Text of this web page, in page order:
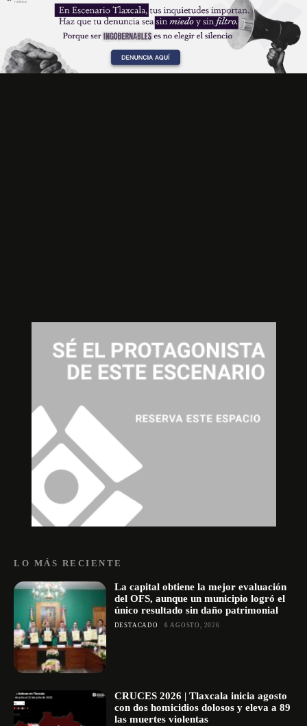
LO MÁS RECIENTE
La capital obtiene la mejor evaluación
del OFS, aunque un municipio logró el
único resultado sin daño patrimonial
DESTACADO 6 AGOSTO, 2026
CRUCES 2026 | Tlaxcala inicia agosto
con dos homicidios dolosos y eleva a 89
las muertes violentas